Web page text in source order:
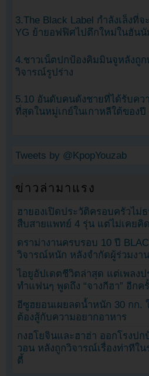
3.The Black Label กำลังเล็งที่
YG ย้ายอฟฟิศไปตึกใหม่ในฮันนั
4.ชาวเน็ตปกป้องคิมมินจูหลังถูก
วิจารณ์รูปร่าง
5.10 อันดับคนดังชายที่ได้รับคว
ที่สุดในหมู่เกย์ในเกาหลีใต้ของปี
Tweets by @KpopYouzab
ข่าวล่ามาแรง
ฮายองเปิดประวัติครอบครัวไม่
สืบสายแพทย์ 4 รุ่น แต่ไม่เคยคิ
ดราม่างานครบรอบ 10 ปี
วิจารณ์หนัก หลังจำกัดผู้ร่วมงา
ไอยูอัปเดตชีวิตล่าสุด แต่เพลง
ทำแฟนๆ พูดถึง “จางกีฮา” อีกค
อีซูฮยอนเผยลดน้ำหนัก 30 กก.
ต้องสู้กับความอยากอาหาร
กงฮโยจินและฮาฮ่า ออกโรงปก
วอน หลังถูกวิจารณ์เรื่องท่าทีใน
ตี้